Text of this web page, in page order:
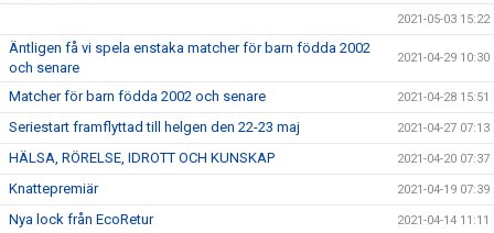
2021-05-03 15:22
Äntligen få vi spela enstaka matcher för barn födda 2002
och senare
2021-04-29 10:30
Matcher för barn födda 2002 och senare 2021-04-28 15:51
Seriestart framflyttad till helgen den 22-23 maj 2021-04-27 07:13
HÄLSA, RÖRELSE, IDROTT OCH KUNSKAP 2021-04-20 07:37
Knattepremiär 2021-04-19 07:39
Nya lock från EcoRetur 2021-04-14 11:11